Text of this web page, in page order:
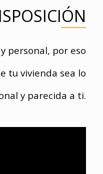
personal, por eso
tu vivienda sea lo
y parecida a ti.